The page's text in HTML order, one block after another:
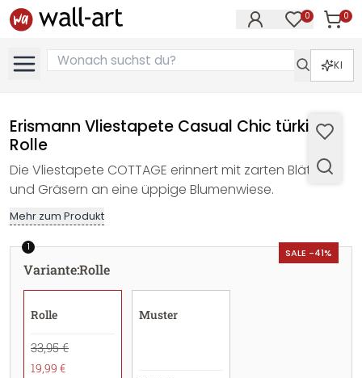
0 0
KI
Erismann Vliestapete Casual Chic türkis -
Rolle
Die Vliestapete COTTAGE erinnert mit zarten Blättern
und Gräsern an eine üppige Blumenwiese.
Mehr zum Produkt
SALE -41%
1
Variante:Rolle
Rolle
33,95 €
19,99 €
Muster